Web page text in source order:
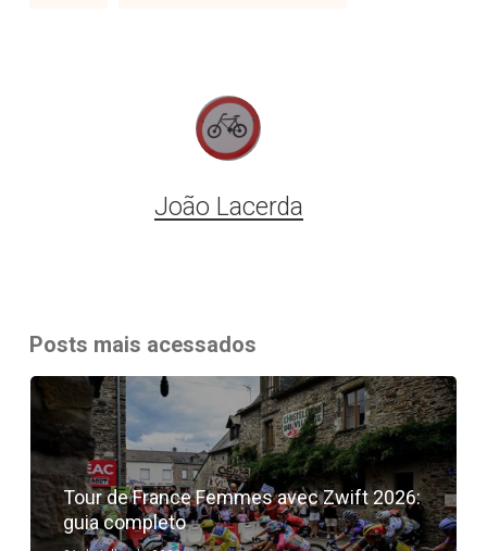
João Lacerda
Posts mais acessados
Tour de France Femmes avec Zwift 2026:
guia completo